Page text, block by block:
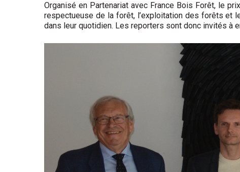
Organisé en Partenariat avec France Bois Forêt, le
respectueuse de la forêt, l’exploitation des forêts et
dans leur quotidien. Les reporters sont donc invités à